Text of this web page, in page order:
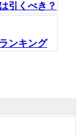
引くべき？
ンキング